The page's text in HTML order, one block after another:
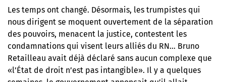
Les temps ont changé. Désormais, les trumpistes qui
nous dirigent se moquent ouvertement de la séparation
des pouvoirs, menacent la justice, contestent les
condamnations qui visent leurs alliés du RN… Bruno
Retailleau avait déjà déclaré sans aucun complexe que
«l’État de droit n’est pas intangible». Il y a quelques